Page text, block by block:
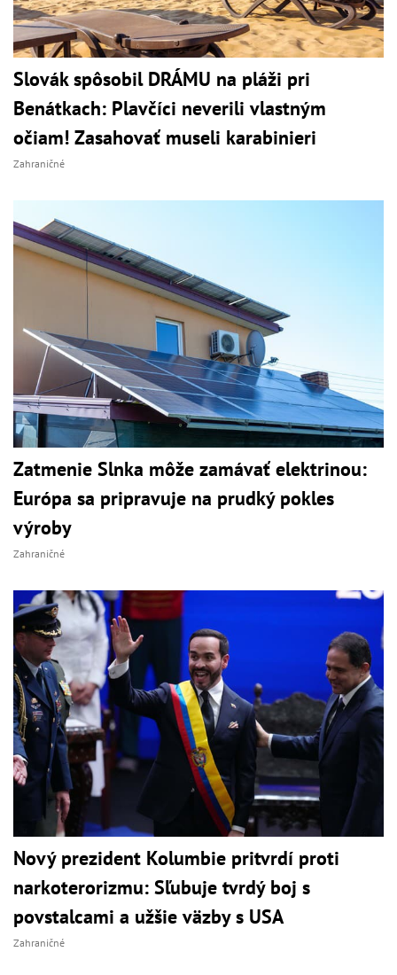
Slovák spôsobil DRÁMU na pláži pri
Benátkach: Plavčíci neverili vlastným
očiam! Zasahovať museli karabinieri
Zahraničné
Zatmenie Slnka môže zamávať elektrinou:
Európa sa pripravuje na prudký pokles
výroby
Zahraničné
Nový prezident Kolumbie pritvrdí proti
narkoterorizmu: Sľubuje tvrdý boj s
povstalcami a užšie väzby s USA
Zahraničné